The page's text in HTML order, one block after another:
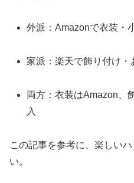
外派：Amazonで衣装・
家派：楽天で飾り付け・
両方：衣装はAmazon、
入
この記事を参考に、楽しい
い。